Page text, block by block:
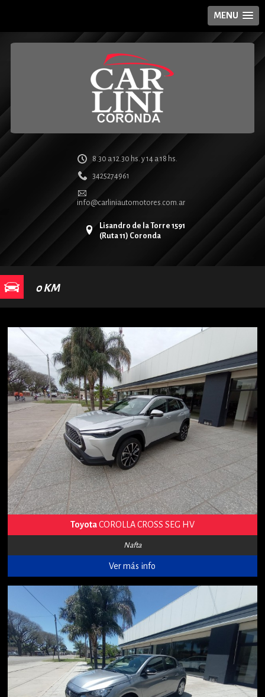
MENU
8.30 a 12.30 hs. y 14 a 18 hs.
3425274961
info@carliniautomotores.com.ar
Lisandro de la Torre 1591
(Ruta 11) Coronda
0 KM
ToyotaCOROLLA CROSS SEG HV
Nafta
Ver más info